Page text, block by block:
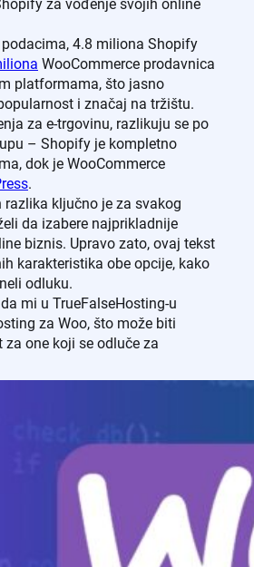
za vođenje svojih online
4.8 miliona Shopify
WooCommerce prodavnica
platformama, što jasno
i značaj na tržištu.
za e-trgovinu, razlikuju se po
– Shopify je kompletno
dok je WooCommerce
.
razlika ključno je za svakog
da izabere najprikladnije
biznis. Upravo zato, ovaj tekst
karakteristika obe opcije, kako
odluku.
mi u TrueFalseHosting-u
za Woo, što može biti
one koji se odluče za